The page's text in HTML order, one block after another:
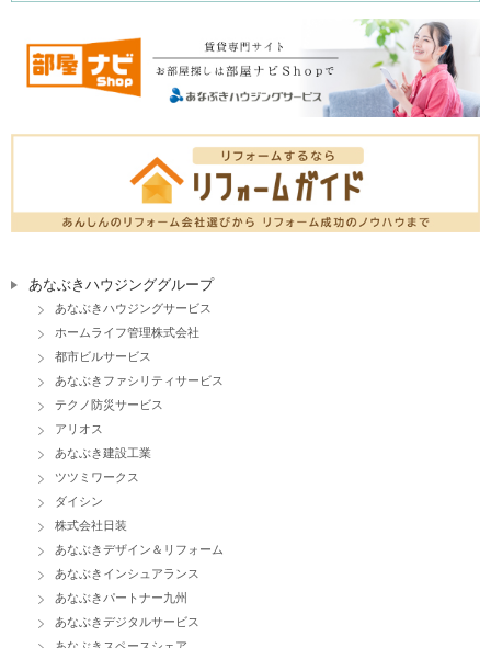
あなぶきハウジンググループ
あなぶきハウジングサービス
ホームライフ管理株式会社
都市ビルサービス
あなぶきファシリティサービス
テクノ防災サービス
アリオス
あなぶき建設工業
ツツミワークス
ダイシン
株式会社日装
あなぶきデザイン＆リフォーム
あなぶきインシュアランス
あなぶきパートナー九州
あなぶきデジタルサービス